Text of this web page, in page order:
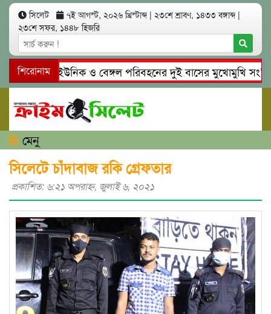
সিলেট ৭ই আগস্ট, ২০২৬ খ্রিস্টাব্দ | ২৩শে শ্রাবণ, ১৪৩৩ বঙ্গাব্দ |
২৩শে সফর, ১৪৪৮ হিজরি
শিরোনাম
সিলেটে ইউনিক ও বেঙ্গল পরিবহনের দুই বাসের মুখোমুখি
মেনু
সিলেটে চাঁদাবাজ রকি গ্রেফতার
প্রকাশিত: ৬:২১ অপরাহ্ণ, জুলাই ৬, ২০২১